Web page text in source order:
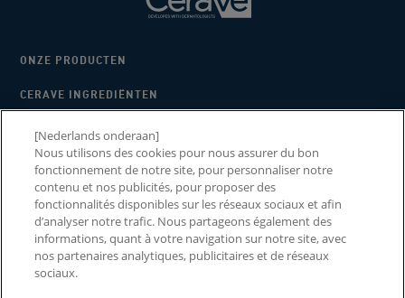
ONZE PRODUCTEN
CERAVE INGREDIËNTEN
WAAROM CERAVE
2026 CERAWARDS
NEEM CONTACT MET ONS
OP
LANDEN EN REGIO'S
[Nederlands onderaan]
Nous utilisons des cookies pour nous assurer du bon
fonctionnement de notre site, pour personnaliser notre
contenu et nos publicités, pour proposer des
fonctionnalités disponibles sur les réseaux sociaux et afin
d’analyser notre trafic. Nous partageons également des
informations, quant à votre navigation sur notre site, avec
nos partenaires analytiques, publicitaires et de réseaux
sociaux.